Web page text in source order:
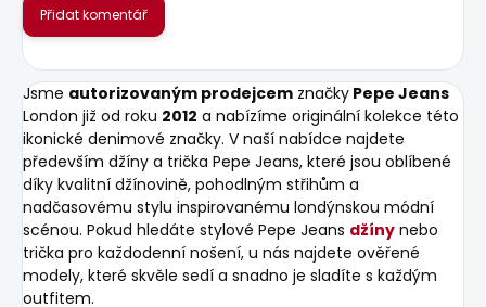
Přidat komentář
Jsme autorizovaným prodejcem značky Pepe Jeans
London již od roku 2012 a nabízíme originální kolekce této
ikonické denimové značky. V naší nabídce najdete
především džíny a trička Pepe Jeans, které jsou oblíbené
díky kvalitní džínovině, pohodlným střihům a
nadčasovému stylu inspirovanému londýnskou módní
scénou. Pokud hledáte stylové Pepe Jeans džíny nebo
trička pro každodenní nošení, u nás najdete ověřené
modely, které skvěle sedí a snadno je sladíte s každým
outfitem.